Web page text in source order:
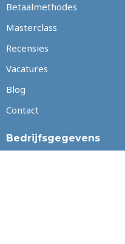
Betaalmethodes
Masterclass
Recensies
Vacatures
Blog
Contact
Bedrijfsgegevens